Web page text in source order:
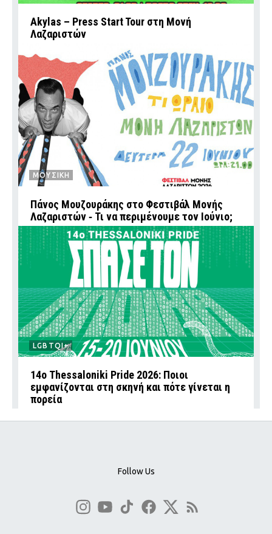
Akylas – Press Start Tour στη Μονή
Λαζαριστών
ΜΟΥΣΙΚΗ
Πάνος Μουζουράκης στο Φεστιβάλ Μονής
Λαζαριστών ‑ Τι να περιμένουμε τον Ιούνιο;
LGBTQI+
14ο Thessaloniki Pride 2026: Ποιοι
εμφανίζονται στη σκηνή και πότε γίνεται η
πορεία
Follow Us